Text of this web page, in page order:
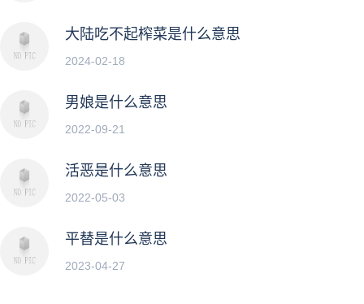
大陆吃不起榨菜是什么意思
2024-02-18
男娘是什么意思
2022-09-21
活恶是什么意思
2022-05-03
平替是什么意思
2023-04-27